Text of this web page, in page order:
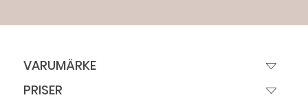
VARUMÄRKE
PRISER